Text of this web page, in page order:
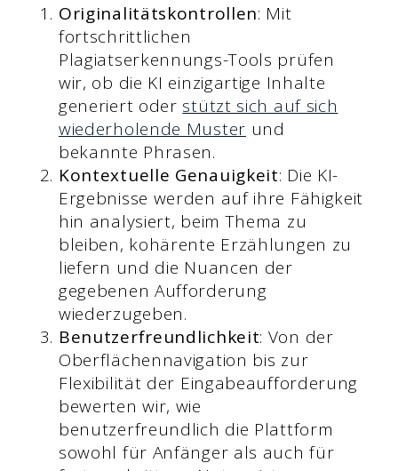
Originalitätskontrollen: Mit
fortschrittlichen
Plagiatserkennungs-Tools prüfen
wir, ob die KI einzigartige Inhalte
generiert oder stützt sich auf sich
wiederholende Muster und
bekannte Phrasen.
Kontextuelle Genauigkeit: Die KI-
Ergebnisse werden auf ihre Fähigkeit
hin analysiert, beim Thema zu
bleiben, kohärente Erzählungen zu
liefern und die Nuancen der
gegebenen Aufforderung
wiederzugeben.
Benutzerfreundlichkeit: Von der
Oberflächennavigation bis zur
Flexibilität der Eingabeaufforderung
bewerten wir, wie
benutzerfreundlich die Plattform
sowohl für Anfänger als auch für